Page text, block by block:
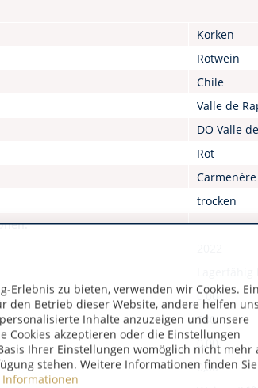
Korken
Rotwein
Chile
Valle de
DO Valle
Rot
Carmenère
trocken
0,00
580
0,00
0,00
Erlebnis zu bieten, verwenden wir Cookies.
den Betrieb dieser Website, andere helfen uns
Inhalte anzuzeigen und unsere
Cookies akzeptieren oder die Einstellungen
Ihrer Einstellungen womöglich nicht mehr
stehen. Weitere Informationen finden